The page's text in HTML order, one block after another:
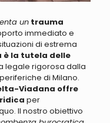
un trauma
immediato e
di estrema
la tutela delle
legale rigorosa dalla
di Milano.
Viadana offre
per
Il nostro obiettivo